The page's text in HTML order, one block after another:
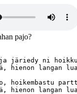
pajo?
järiedy ni
hienon langan
hoikembastu
hienon langan